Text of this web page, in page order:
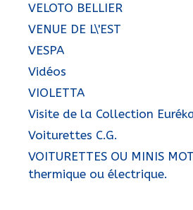
VELOTO BELLIER
VENUE DE L\'EST
VESPA
Vidéos
VIOLETTA
Visite de la Collection
Voiturettes C.G.
VOITURETTES OU MINIS
thermique ou électrique.